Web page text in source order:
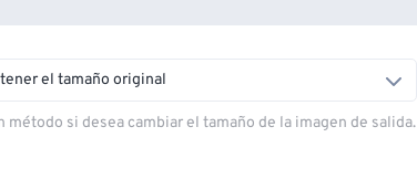
el tamaño original
método si desea cambiar el tamaño de la imagen de salida.